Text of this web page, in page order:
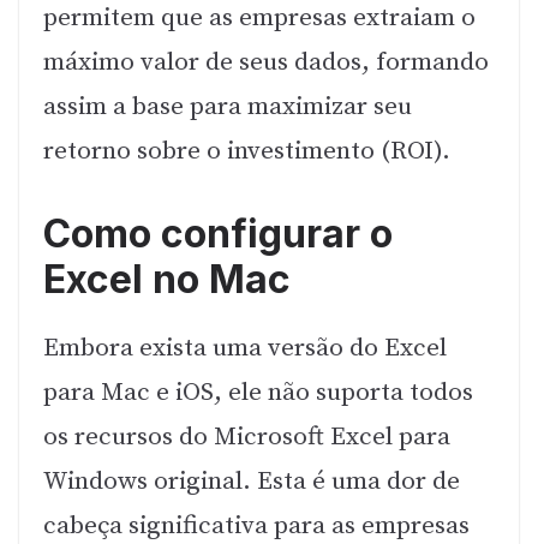
permitem que as empresas extraiam o
máximo valor de seus dados, formando
assim a base para maximizar seu
retorno sobre o investimento (ROI).
Como configurar o
Excel no Mac
Embora exista uma versão do Excel
para Mac e iOS, ele não suporta todos
os recursos do Microsoft Excel para
Windows original. Esta é uma dor de
cabeça significativa para as empresas